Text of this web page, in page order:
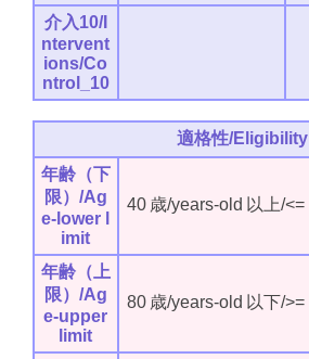
介入10/I
ntervent
ions/Co
ntrol_10
適格性/Eligibility
年齢（下
限）/Ag
e-lower l
imit
40 歳/years-old 以上/<=
年齢（上
限）/Ag
e-upper
limit
80 歳/years-old 以下/>=